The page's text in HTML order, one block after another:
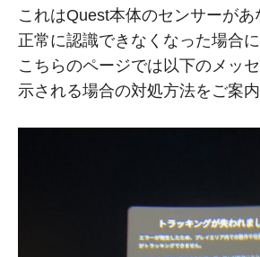
これはQuest本体のセンサーがあ
正常に認識できなくなった場合に
こちらのページでは以下のメッ
示される場合の対処方法をご案内